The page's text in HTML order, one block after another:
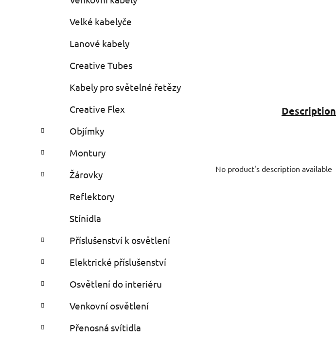
Velké kabelyče
Lanové kabely
Creative Tubes
Kabely pro světelné řetězy
Creative Flex
Objímky
Montury
Žárovky
Reflektory
Stínidla
Příslušenství k osvětlení
Elektrické příslušenství
Osvětlení do interiéru
Venkovní osvětlení
Přenosná svítidla
Description
No product's description available